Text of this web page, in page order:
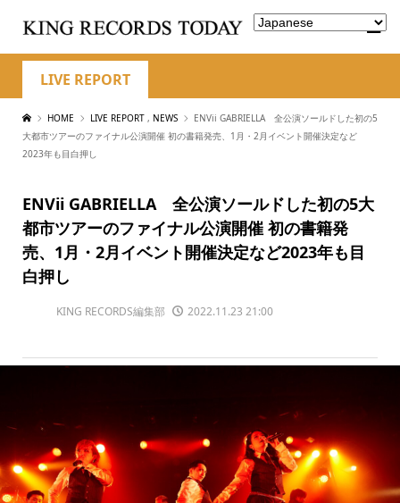
LIVE REPORT
HOME LIVE REPORT , NEWS
ENVii GABRIELLA 全公演ソールドした初の5
大都市ツアーのファイナル公演開催 初の書籍発売、1月・2月イベント開催決定など
2023年も目白押し
ENVii GABRIELLA 全公演ソールドした初の5大
都市ツアーのファイナル公演開催 初の書籍発
売、1月・2月イベント開催決定など2023年も目
白押し
KING RECORDS編集部 2022.11.23 21:00